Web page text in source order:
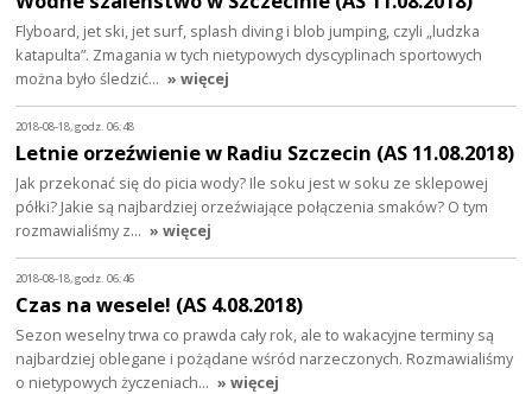
Flyboard, jet ski, jet surf, splash diving i blob jumping, czyli „ludzka
katapulta”. Zmagania w tych nietypowych dyscyplinach sportowych
można było śledzić… » więcej
2018-08-18, godz. 06:48
Letnie orzeźwienie w Radiu Szczecin (AS 11.08.2018)
Jak przekonać się do picia wody? Ile soku jest w soku ze sklepowej
półki? Jakie są najbardziej orzeźwiające połączenia smaków? O tym
rozmawialiśmy z… » więcej
2018-08-18, godz. 06:46
Czas na wesele! (AS 4.08.2018)
Sezon weselny trwa co prawda cały rok, ale to wakacyjne terminy są
najbardziej oblegane i pożądane wśród narzeczonych. Rozmawialiśmy
o nietypowych życzeniach… » więcej